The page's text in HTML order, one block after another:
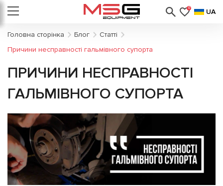
0 UA
Головна сторінка Блог
Статті
Причини несправності гальмівного супорта
ПРИЧИНИ НЕСПРАВНОСТІ
ГАЛЬМІВНОГО СУПОРТА